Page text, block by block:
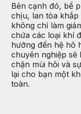
Bên cạnh đó, bể
chịu, lan tỏa
không chỉ làm
chứa các loại khí
hưởng đến hệ hô
chuyên nghiệp sẽ
chặn mùi hôi và
lại cho bạn một
toàn.